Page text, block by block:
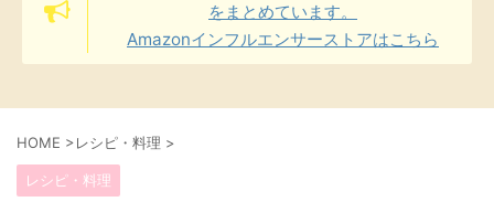
をまとめています。
Amazonインフルエンサーストアはこちら
HOME >レシピ・料理 >
レシピ・料理